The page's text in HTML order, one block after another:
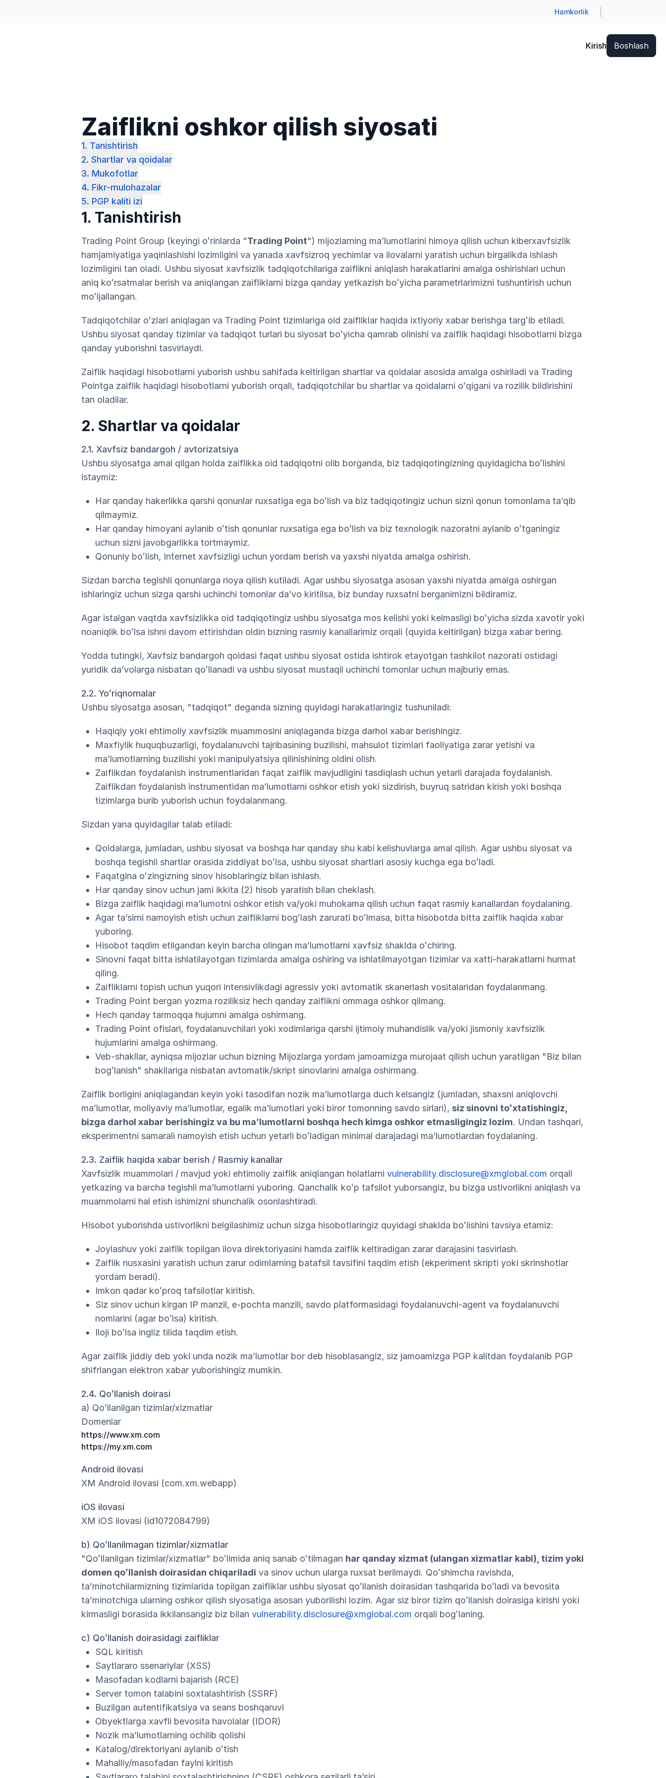
Hamkorlik
Kirish Boshlash
Zaiflikni oshkor qilish siyosati
1. Tanishtirish
2. Shartlar va qoidalar
3. Mukofotlar
4. Fikr-mulohazalar
5. PGP kaliti izi
1. Tanishtirish
Trading Point Group (keyingi oʻrinlarda "Trading Point") mijozlarning maʼlumotlarini himoya qilish uchun kiberxavfsizlik
hamjamiyatiga yaqinlashishi lozimligini va yanada xavfsizroq yechimlar va ilovalarni yaratish uchun birgalikda ishlash
lozimligini tan oladi. Ushbu siyosat xavfsizlik tadqiqotchilariga zaiflikni aniqlash harakatlarini amalga oshirishlari uchun
aniq koʻrsatmalar berish va aniqlangan zaifliklarni bizga qanday yetkazish boʻyicha parametrlarimizni tushuntirish uchun
moʻljallangan.
Tadqiqotchilar oʻzlari aniqlagan va Trading Point tizimlariga oid zaifliklar haqida ixtiyoriy xabar berishga targʻib etiladi.
Ushbu siyosat qanday tizimlar va tadqiqot turlari bu siyosat boʻyicha qamrab olinishi va zaiflik haqidagi hisobotlarni bizga
qanday yuborishni tasvirlaydi.
Zaiflik haqidagi hisobotlarni yuborish ushbu sahifada keltirilgan shartlar va qoidalar asosida amalga oshiriladi va Trading
Pointga zaiflik haqidagi hisobotlarni yuborish orqali, tadqiqotchilar bu shartlar va qoidalarni oʻqigani va rozilik bildirishini
tan oladilar.
2. Shartlar va qoidalar
2.1. Xavfsiz bandargoh / avtorizatsiya
Ushbu siyosatga amal qilgan holda zaiflikka oid tadqiqotni olib borganda, biz tadqiqotingizning quyidagicha boʻlishini
istaymiz:
Har qanday hakerlikka qarshi qonunlar ruxsatiga ega boʻlish va biz tadqiqotingiz uchun sizni qonun tomonlama taʼqib
qilmaymiz.
Har qanday himoyani aylanib oʻtish qonunlar ruxsatiga ega boʻlish va biz texnologik nazoratni aylanib oʻtganingiz
uchun sizni javobgarlikka tortmaymiz.
Qonuniy boʻlish, Internet xavfsizligi uchun yordam berish va yaxshi niyatda amalga oshirish.
Sizdan barcha tegishli qonunlarga rioya qilish kutiladi. Agar ushbu siyosatga asosan yaxshi niyatda amalga oshirgan
ishlaringiz uchun sizga qarshi uchinchi tomonlar daʼvo kiritilsa, biz bunday ruxsatni berganimizni bildiramiz.
Agar istalgan vaqtda xavfsizlikka oid tadqiqotingiz ushbu siyosatga mos kelishi yoki kelmasligi boʻyicha sizda xavotir yoki
noaniqlik boʻlsa ishni davom ettirishdan oldin bizning rasmiy kanallarimiz orqali (quyida keltirilgan) bizga xabar bering.
Yodda tutingki, Xavfsiz bandargoh qoidasi faqat ushbu siyosat ostida ishtirok etayotgan tashkilot nazorati ostidagi
yuridik daʼvolarga nisbatan qoʻllanadi va ushbu siyosat mustaqil uchinchi tomonlar uchun majburiy emas.
2.2. Yoʻriqnomalar
Ushbu siyosatga asosan, "tadqiqot" deganda sizning quyidagi harakatlaringiz tushuniladi:
Haqiqiy yoki ehtimoliy xavfsizlik muammosini aniqlaganda bizga darhol xabar berishingiz.
Maxfiylik huquqbuzarligi, foydalanuvchi tajribasining buzilishi, mahsulot tizimlari faoliyatiga zarar yetishi va
maʼlumotlarning buzilishi yoki manipulyatsiya qilinishining oldini olish.
Zaiflikdan foydalanish instrumentlaridan faqat zaiflik mavjudligini tasdiqlash uchun yetarli darajada foydalanish.
Zaiflikdan foydalanish instrumentidan maʼlumotlarni oshkor etish yoki sizdirish, buyruq satridan kirish yoki boshqa
tizimlarga burib yuborish uchun foydalanmang.
Sizdan yana quyidagilar talab etiladi:
Qoidalarga, jumladan, ushbu siyosat va boshqa har qanday shu kabi kelishuvlarga amal qilish. Agar ushbu siyosat va
boshqa tegishli shartlar orasida ziddiyat boʻlsa, ushbu siyosat shartlari asosiy kuchga ega boʻladi.
Faqatgina oʻzingizning sinov hisoblaringiz bilan ishlash.
Har qanday sinov uchun jami ikkita (2) hisob yaratish bilan cheklash.
Bizga zaiflik haqidagi maʼlumotni oshkor etish va/yoki muhokama qilish uchun faqat rasmiy kanallardan foydalaning.
Agar taʼsirni namoyish etish uchun zaifliklarni bogʻlash zarurati boʻlmasa, bitta hisobotda bitta zaiflik haqida xabar
yuboring.
Hisobot taqdim etilgandan keyin barcha olingan maʼlumotlarni xavfsiz shaklda oʻchiring.
Sinovni faqat bitta ishlatilayotgan tizimlarda amalga oshiring va ishlatilmayotgan tizimlar va xatti-harakatlarni hurmat
qiling.
Zaifliklarni topish uchun yuqori intensivlikdagi agressiv yoki avtomatik skanerlash vositalaridan foydalanmang.
Trading Point bergan yozma roziliksiz hech qanday zaiflikni ommaga oshkor qilmang.
Hech qanday tarmoqqa hujumni amalga oshirmang.
Trading Point ofislari, foydalanuvchilari yoki xodimlariga qarshi ijtimoiy muhandislik va/yoki jismoniy xavfsizlik
hujumlarini amalga oshirmang.
Veb-shakllar, ayniqsa mijozlar uchun bizning Mijozlarga yordam jamoamizga murojaat qilish uchun yaratilgan "Biz bilan
bogʻlanish" shakllariga nisbatan avtomatik/skript sinovlarini amalga oshirmang.
Zaiflik borligini aniqlagandan keyin yoki tasodifan nozik maʼlumotlarga duch kelsangiz (jumladan, shaxsni aniqlovchi
maʼlumotlar, moliyaviy maʼlumotlar, egalik maʼlumotlari yoki biror tomonning savdo sirlari), siz sinovni toʻxtatishingiz,
bizga darhol xabar berishingiz va bu maʼlumotlarni boshqa hech kimga oshkor etmasligingiz lozim. Undan tashqari,
eksperimentni samarali namoyish etish uchun yetarli boʻladigan minimal darajadagi maʼlumotlardan foydalaning.
2.3. Zaiflik haqida xabar berish / Rasmiy kanallar
Xavfsizlik muammolari / mavjud yoki ehtimoliy zaiflik aniqlangan holatlarni vulnerability.disclosure@xmglobal.com orqali
yetkazing va barcha tegishli maʼlumotlarni yuboring. Qanchalik koʻp tafsilot yuborsangiz, bu bizga ustivorlikni aniqlash va
muammolarni hal etish ishimizni shunchalik osonlashtiradi.
Hisobot yuborishda ustivorlikni belgilashimiz uchun sizga hisobotlaringiz quyidagi shaklda boʻlishini tavsiya etamiz:
Joylashuv yoki zaiflik topilgan ilova direktoriyasini hamda zaiflik keltiradigan zarar darajasini tasvirlash.
Zaiflik nusxasini yaratish uchun zarur odimlarning batafsil tavsifini taqdim etish (ekperiment skripti yoki skrinshotlar
yordam beradi).
Imkon qadar koʻproq tafsilotlar kiritish.
Siz sinov uchun kirgan IP manzil, e-pochta manzili, savdo platformasidagi foydalanuvchi-agent va foydalanuvchi
nomlarini (agar boʻlsa) kiritish.
Iloji boʻlsa ingliz tilida taqdim etish.
Agar zaiflik jiddiy deb yoki unda nozik maʼlumotlar bor deb hisoblasangiz, siz jamoamizga PGP kalitdan foydalanib PGP
shifrlangan elektron xabar yuborishingiz mumkin.
2.4. Qoʻllanish doirasi
a) Qoʻllanilgan tizimlar/xizmatlar
Domenlar
https://www.xm.com
https://my.xm.com
Android ilovasi
XM Android ilovasi (com.xm.webapp)
iOS ilovasi
XM iOS ilovasi (id1072084799)
b) Qoʻllanilmagan tizimlar/xizmatlar
"Qoʻllanilgan tizimlar/xizmatlar" boʻlimida aniq sanab oʻtilmagan har qanday xizmat (ulangan xizmatlar kabi), tizim yoki
domen qoʻllanish doirasidan chiqariladi va sinov uchun ularga ruxsat berilmaydi. Qoʻshimcha ravishda,
taʼminotchilarmizning tizimlarida topilgan zaifliklar ushbu siyosat qoʻllanish doirasidan tashqarida boʻladi va bevosita
taʼminotchiga ularning oshkor qilish siyosatiga asosan yuborilishi lozim. Agar siz biror tizim qoʻllanish doirasiga kirishi yoki
kirmasligi borasida ikkilansangiz biz bilan vulnerability.disclosure@xmglobal.com orqali bogʻlaning.
c) Qoʻllanish doirasidagi zaifliklar
SQL kiritish
Saytlararo ssenariylar (XSS)
Masofadan kodlarni bajarish (RCE)
Server tomon talabini soxtalashtirish (SSRF)
Buzilgan autentifikatsiya va seans boshqaruvi
Obyektlarga xavfli bevosita havolalar (IDOR)
Nozik maʼlumotlarning ochilib qolishi
Katalog/direktoriyani aylanib oʻtish
Mahalliy/masofadan faylni kiritish